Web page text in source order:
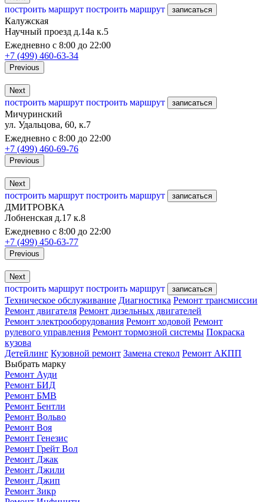
построить маршрут построить маршрут записаться
Калужская
Научный проезд д.14а к.5
Ежедневно с 8:00 до 22:00
+7 (499) 460-63-34
Previous
Next
построить маршрут построить маршрут записаться
Мичуринский
ул. Удальцова, 60, к.7
Ежедневно с 8:00 до 22:00
+7 (499) 460-69-76
Previous
Next
построить маршрут построить маршрут записаться
ДМИТРОВКА
Лобненская д.17 к.8
Ежедневно с 8:00 до 22:00
+7 (499) 450-63-77
Previous
Next
построить маршрут построить маршрут записаться
Техническое обслуживание Диагностика Ремонт трансмиссии
Ремонт двигателя Ремонт дизельных двигателей
Ремонт электрооборудования Ремонт ходовой Ремонт
рулевого управления Ремонт тормозной системы Покраска
кузова
Детейлинг Кузовной ремонт Замена стекол Ремонт АКПП
Выбрать марку
Ремонт Ауди
Ремонт БИД
Ремонт БМВ
Ремонт Бентли
Ремонт Вольво
Ремонт Воя
Ремонт Генезис
Ремонт Грейт Вол
Ремонт Джак
Ремонт Джили
Ремонт Джип
Ремонт Зикр